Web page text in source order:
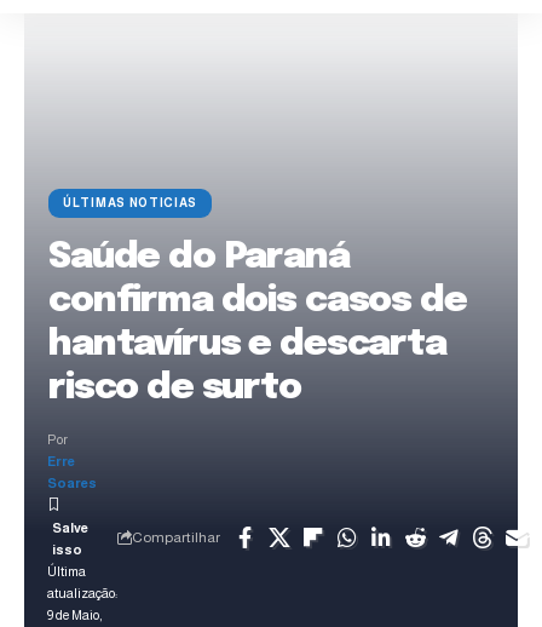
ÚLTIMAS NOTICIAS
Saúde do Paraná
confirma dois casos de
hantavírus e descarta
risco de surto
Última
atualização:
9 de Maio,
Por
Erre
Soares
Compartilhar